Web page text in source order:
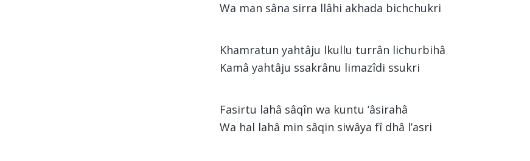
Wa man sâna sirra llâhi akhada bichchukri
Khamratun yahtâju lkullu turrân lichurbihâ
Kamâ yahtâju ssakrânu limazîdi ssukri
Fasirtu lahâ sâqîn wa kuntu ‘âsirahâ
Wa hal lahâ min sâqin siwâya fî dhâ l’asri